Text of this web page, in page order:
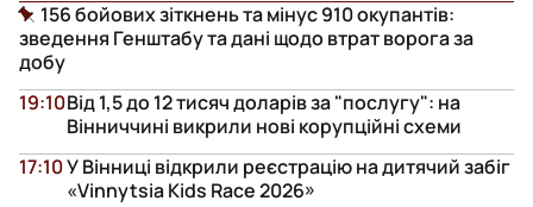
156 бойових зіткнень та мінус 910 окупантів:
зведення Генштабу та дані щодо втрат ворога за
добу
Від 1,5 до 12 тисяч доларів за "послугу": на
Вінниччині викрили нові корупційні схеми
19:10
У Вінниці відкрили реєстрацію на дитячий забіг
«Vinnytsia Kids Race 2026»
17:10